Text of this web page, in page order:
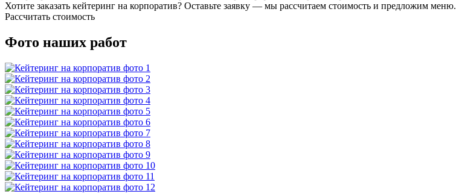
Хотите заказать кейтеринг на корпоратив? Оставьте заявку — мы рассчитаем стоимость и предложим меню.
Рассчитать стоимость
Фото наших работ